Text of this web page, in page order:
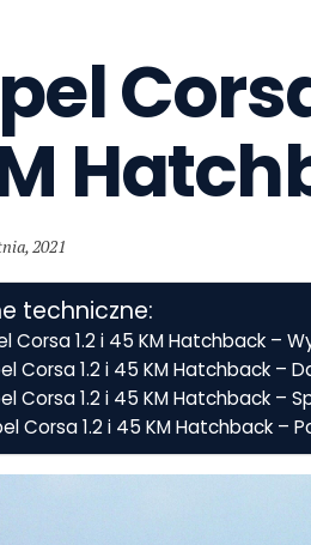
2021
techniczne:
Corsa 1.2 i 45 KM Hatchback –
Corsa 1.2 i 45 KM Hatchback –
Corsa 1.2 i 45 KM Hatchback –
Corsa 1.2 i 45 KM Hatchback –